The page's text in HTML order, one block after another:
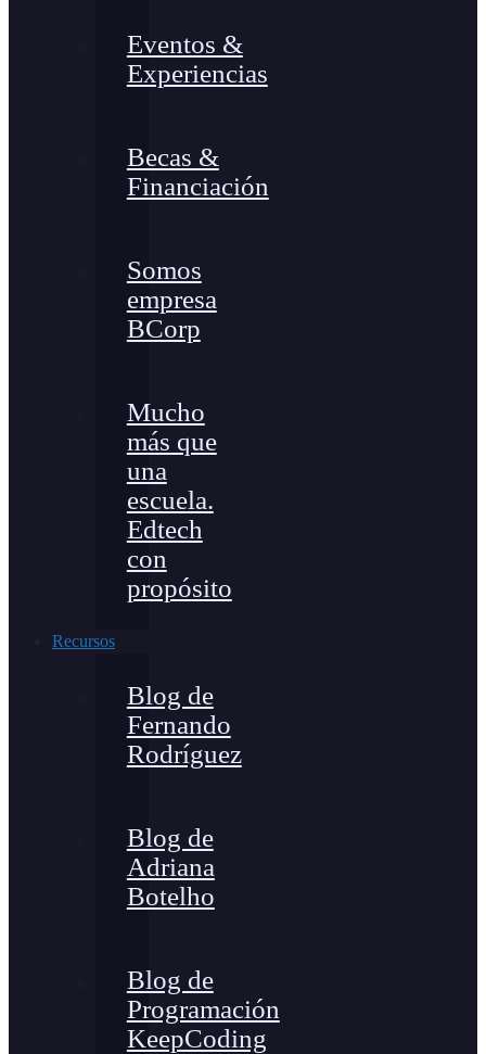
Eventos &
Experiencias
Becas &
Financiación
Somos
empresa
BCorp
Mucho
más que
una
escuela.
Edtech
con
propósito
Recursos
Blog de
Fernando
Rodríguez
Blog de
Adriana
Botelho
Blog de
Programación
KeepCoding